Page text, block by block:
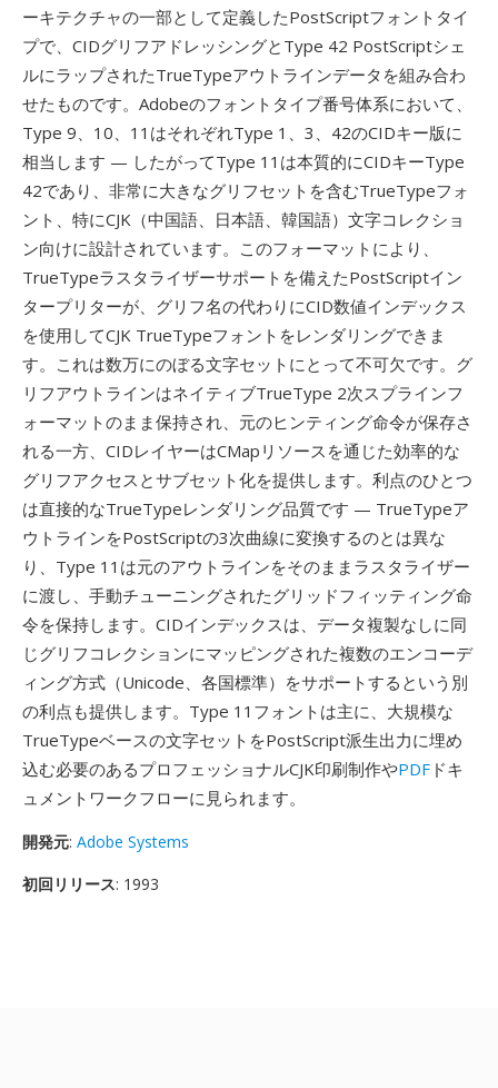
ーキテクチャの一部として定義したPostScriptフォントタイ
プで、CIDグリフアドレッシングとType 42 PostScriptシェ
ルにラップされたTrueTypeアウトラインデータを組み合わ
せたものです。Adobeのフォントタイプ番号体系において、
Type 9、10、11はそれぞれType 1、3、42のCIDキー版に
相当します — したがってType 11は本質的にCIDキーType
42であり、非常に大きなグリフセットを含むTrueTypeフォ
ント、特にCJK（中国語、日本語、韓国語）文字コレクショ
ン向けに設計されています。このフォーマットにより、
TrueTypeラスタライザーサポートを備えたPostScriptイン
タープリターが、グリフ名の代わりにCID数値インデックス
を使用してCJK TrueTypeフォントをレンダリングできま
す。これは数万にのぼる文字セットにとって不可欠です。グ
リフアウトラインはネイティブTrueType 2次スプラインフ
ォーマットのまま保持され、元のヒンティング命令が保存さ
れる一方、CIDレイヤーはCMapリソースを通じた効率的な
グリフアクセスとサブセット化を提供します。利点のひとつ
は直接的なTrueTypeレンダリング品質です — TrueTypeア
ウトラインをPostScriptの3次曲線に変換するのとは異な
り、Type 11は元のアウトラインをそのままラスタライザー
に渡し、手動チューニングされたグリッドフィッティング命
令を保持します。CIDインデックスは、データ複製なしに同
じグリフコレクションにマッピングされた複数のエンコーデ
ィング方式（Unicode、各国標準）をサポートするという別
の利点も提供します。Type 11フォントは主に、大規模な
TrueTypeベースの文字セットをPostScript派生出力に埋め
込む必要のあるプロフェッショナルCJK印刷制作やPDF ドキ
ュメントワークフローに見られます。
開発元: Adobe Systems
初回リリース: 1993